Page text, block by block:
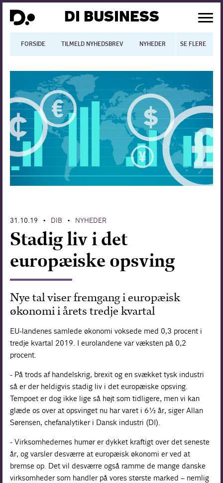
DI BUSINESS
FORSIDE TILMELD NYHEDSBREV NYHEDER BLOGS
SE FLERE
Dansk økonomi
Digitalisering
International økonomi
Arbejdsmiljø
Arbejdsmarkedet
Europapolitik
Forskning
31.10.19 • DIB • NYHEDER
Stadig liv i det
europæiske opsving
Nye tal viser fremgang i europæisk
økonomi i årets tredje kvartal
EU-landenes samlede økonomi voksede med 0,3 procent i
tredje kvartal 2019. I eurolandene var væksten på 0,2
procent.
- På trods af handelskrig, brexit og en svækket tysk industri
så er der heldigvis stadig liv i det europæiske opsving.
Tempoet er dog ikke lige så højt som tidligere, men vi kan
glæde os over at opsvinget nu har varet i 6½ år, siger Allan
Sørensen, chefanalytiker i Dansk industri (DI).
- Virksomhedernes humør er dykket kraftigt over det seneste
år, og varsler desværre at europæisk økonomi er ved at
bremse op. Det vil desværre også ramme de mange danske
virksomheder som handler på vores største marked – nemlig